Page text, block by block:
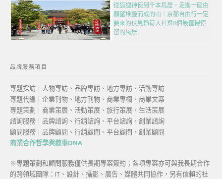
從狐狸神使到千本鳥居，走進一座由
願望堆疊而成的山｜京都自由行一定
要來的伏見稻荷大社與8個最值得停
留的風景
品牌服務項目
專題採訪｜人物專訪、品牌專訪、地方專訪、活動專訪
專題代編｜企業刊物、地方刊物、商業專欄、商業文案
專題策劃｜商業策展、活動策展、旅行策展、生活策展
諮詢服務｜品牌諮詢、行銷諮詢、平台諮詢、創業諮詢
顧問服務｜品牌顧問、行銷顧問、平台顧問、創業顧問
商業合作哲學與敘事DNA
※專題策劃和顧問服務僅供長期專案簽約；各項專案亦可與我長期合作
的跨領域團隊：IT、設計、攝影、廣告、媒體共同協作，另有信賴的社